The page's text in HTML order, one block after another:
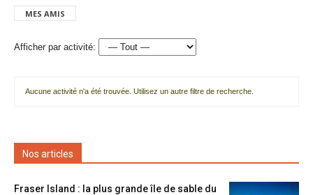
MES AMIS
Afficher par activité:
Aucune activité n'a été trouvée. Utilisez un autre filtre de recherche.
Nos articles
Fraser Island : la plus grande île de sable du